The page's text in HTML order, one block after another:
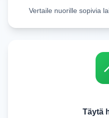
Vertaile nuorille sopivia
Täytä